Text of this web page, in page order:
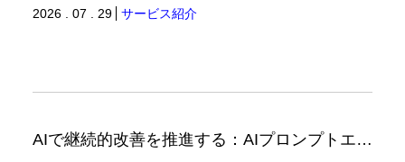
2026 . 07 . 29 サービス紹介
AIで継続的改善を推進する：AIプロンプトエンジニアリングへの品質思考の適用-3（品証品管ニュース）